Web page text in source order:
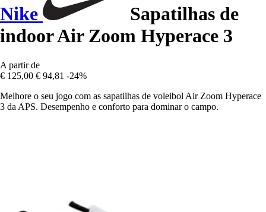
Nike
Sapatilhas de
indoor Air Zoom Hyperace 3
A partir de
€ 125,00 € 94,81 -24%
Melhore o seu jogo com as sapatilhas de voleibol Air Zoom Hyperace
3 da APS. Desempenho e conforto para dominar o campo.